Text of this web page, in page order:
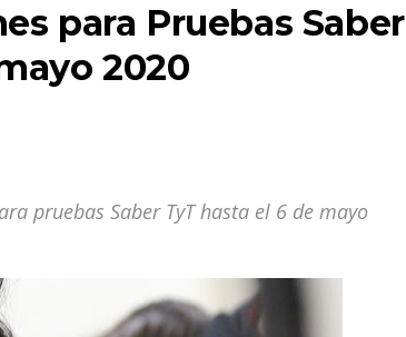
para Pruebas Saber
2020
pruebas Saber TyT hasta el 6 de mayo